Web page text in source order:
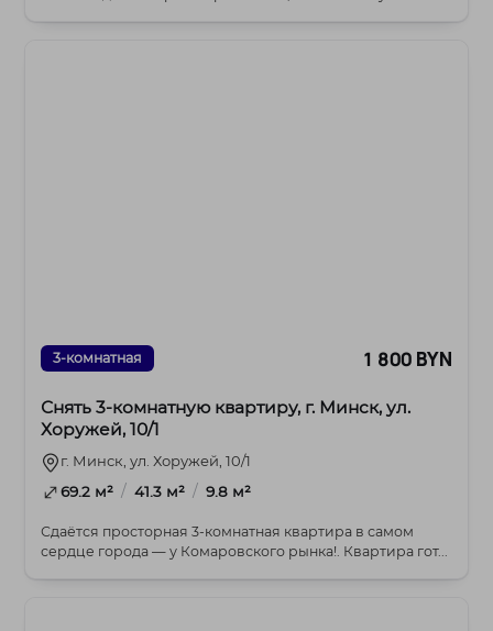
3-комнатная 1 800 BYN
Снять 3-комнатную квартиру, г. Минск, ул.
Хоружей, 10/1
г. Минск, ул. Хоружей, 10/1
69.2 м² / 41.3 м² / 9.8 м²
Сдаётся просторная 3-комнатная квартира в самом
сердце города — у Комаровского рынка!. Квартира гот...